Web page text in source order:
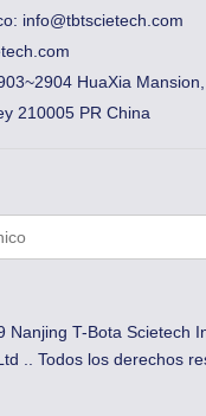
info@tbtscietech.com
HuaXia
210005 PR China
Nanjing T-Bota Scietech
.. Todos los derechos